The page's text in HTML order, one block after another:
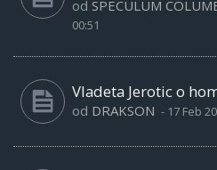
od SPECULUM
00:51
Vladeta Jerotic o
od DRAKSON - 17 Feb